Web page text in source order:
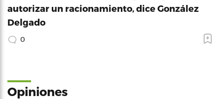
autorizar un racionamiento, dice González
Delgado
0
Opiniones